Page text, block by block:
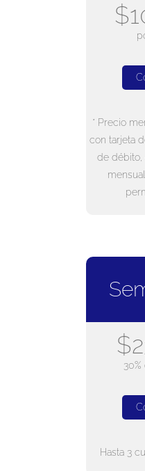
* Precio
con tarjeta
de débito,
Hasta 3